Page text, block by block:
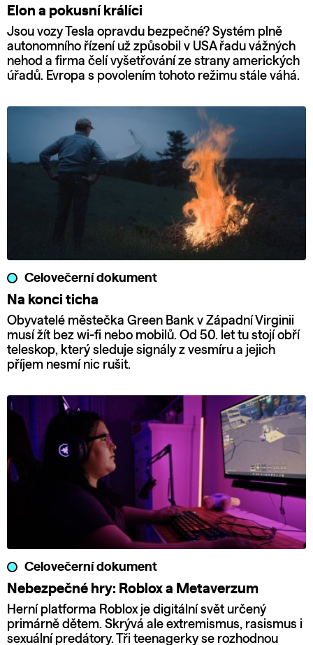
Elon a pokusní králíci
Jsou vozy Tesla opravdu bezpečné? Systém plně
autonomního řízení už způsobil v USA řadu vážných
nehod a firma čelí vyšetřování ze strany amerických
úřadů. Evropa s povolením tohoto režimu stále váhá.
Celovečerní dokument
Na konci ticha
Obyvatelé městečka Green Bank v Západní Virginii
musí žít bez wi-fi nebo mobilů. Od 50. let tu stojí obří
teleskop, který sleduje signály z vesmíru a jejich
příjem nesmí nic rušit.
Celovečerní dokument
Nebezpečné hry: Roblox a Metaverzum
Herní platforma Roblox je digitální svět určený
primárně dětem. Skrývá ale extremismus, rasismus i
sexuální predátory. Tři teenagerky se rozhodnou